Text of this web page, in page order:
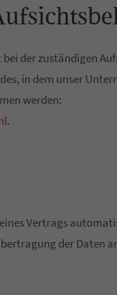
der zuständigen
in dem unser
werden:
.
Vertrags
der Daten